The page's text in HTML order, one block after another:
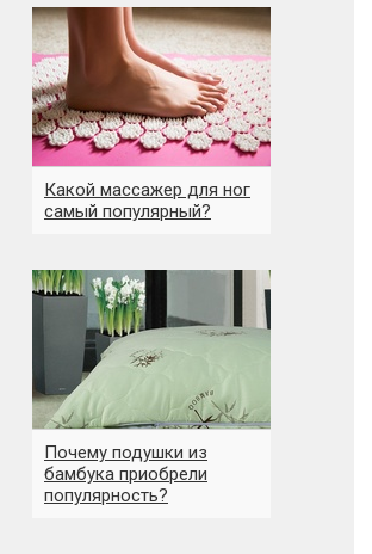
Какой массажер для ног
самый популярный?
Почему подушки из
бамбука приобрели
популярность?